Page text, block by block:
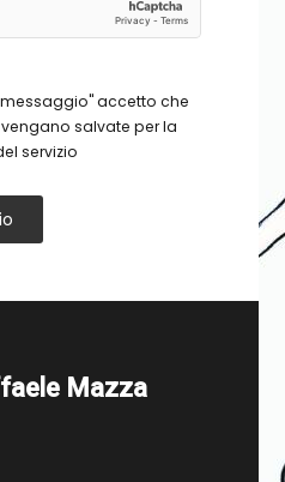
accetto che
salvate per la
servizio
Mazza